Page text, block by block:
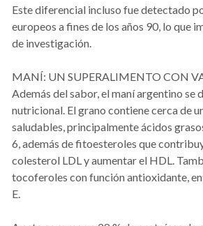
Este diferencial incluso fue detectado
europeos a fines de los años 90, lo que
de investigación.
MANÍ: UN SUPERALIMENTO CON
Además del sabor, el maní argentino se
nutricional. El grano contiene cerca de
saludables, principalmente ácidos
6, además de fitoesteroles que
colesterol LDL y aumentar el HDL.
tocoferoles con función antioxidante,
E.